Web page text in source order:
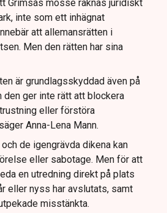
Grimsås mosse räknas juridiskt
inte som ett inhägnat
att allemansrätten i
Men den rätten har sina
är grundlagsskyddad även på
den ger inte rätt att blockera
eller förstöra
Anna-Lena Mann.
de igengrävda dikena kan
eller sabotage. Men för att
en utredning direkt på plats
eller nyss har avslutats, samt
misstänkta.